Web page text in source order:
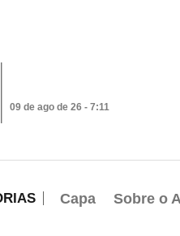
09 de ago de 26 - 7:11
Capa Sobre o